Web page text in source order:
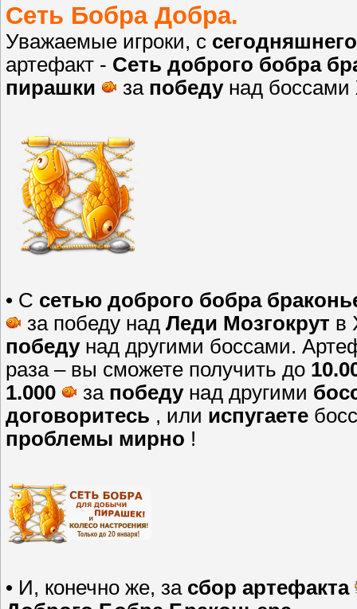
Сеть Бобра Добра.
Уважаемые игроки, с сегодняшнего
артефакт - Сеть доброго бобра
пирашки
за победунад боссами
• С сетью доброго бобра
за победу над Леди Мозгокрут в
победунад другими боссами.
раза – вы сможете получить до
1.000
за победунад другими
договоритесь , или испугаете
проблемы мирно !
• И, конечно же, за сбор артефакта